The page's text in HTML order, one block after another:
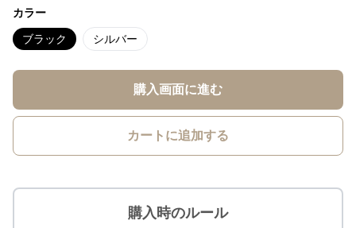
カラー
ブラック シルバー
購入画面に進む
カートに追加する
購入時のルール